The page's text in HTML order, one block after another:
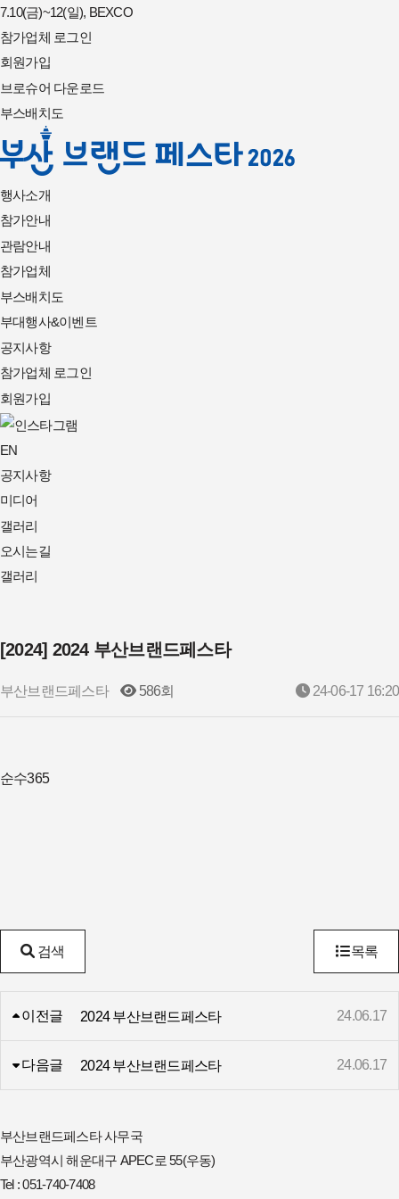
7.10(금)~12(일), BEXCO
참가업체 로그인
회원가입
브로슈어 다운로드
부스배치도
행사소개
참가안내
관람안내
참가업체
부스배치도
부대행사&이벤트
공지사항
참가업체 로그인
회원가입
EN
공지사항
미디어
갤러리
오시는길
갤러리
[2024] 2024 부산브랜드페스타
부산브랜드페스타 586회 24-06-17 16:20
순수365
검색 목록
이전글 2024 부산브랜드페스타 24.06.17
다음글 2024 부산브랜드페스타 24.06.17
부산브랜드페스타 사무국
부산광역시 해운대구 APEC로 55(우동)
Tel : 051-740-7408